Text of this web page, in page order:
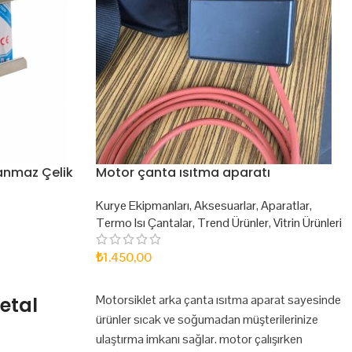
Çelik Motor çanta ısıtma aparatı
Kurye Ekipmanları,Aksesuarlar,Aparatlar,
Termo Isı Çantalar, Trend Ürünler,Vitrin Ürünleri
₺1.450,00
Motorsiklet arka çanta ısıtma aparat sayesinde
ürünler sıcak ve soğumadan müşterilerinize
ulaştırma imkanı sağlar. motor çalışırken